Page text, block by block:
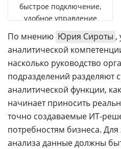
быстрое подключение,
удобное управление
По мнению Юрия Сироты ,
аналитической
насколько руководство
подразделений разделяют
аналитической функции,
начинает приносить
точно создаваемые ИТ-
потребностям бизнеса.
анализа данные должны